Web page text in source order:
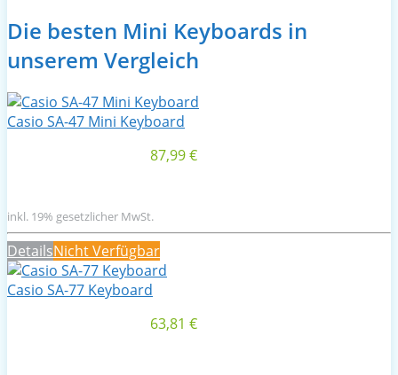
Die besten Mini Keyboards in
unserem Vergleich
Casio SA-47 Mini Keyboard
87,99 €
inkl. 19% gesetzlicher MwSt.
DetailsNicht Verfügbar
Casio SA-77 Keyboard
63,81 €